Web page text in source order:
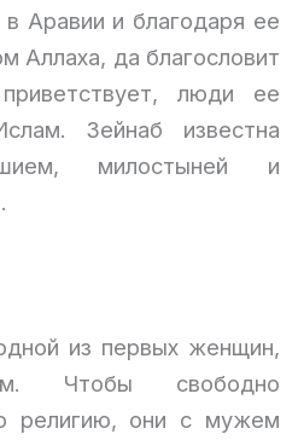
Аравии и благодаря ее
Аллаха, да благословит
люди ее
Зейнаб известна
милостыней и
из первых женщин,
Чтобы свободно
религию, они с мужем